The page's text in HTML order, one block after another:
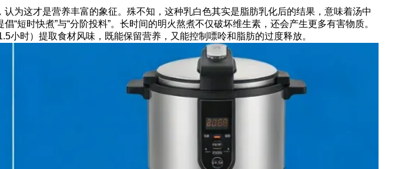
为这才是营养丰富的象征。殊不知，这种乳白色其实是脂肪乳化后的结果，意味着汤中
短时快煮”与“分阶投料”。长时间的明火熬煮不仅破坏维生素，还会产生更多有害物质。
时）提取食材风味，既能保留营养，又能控制嘌呤和脂肪的过度释放。